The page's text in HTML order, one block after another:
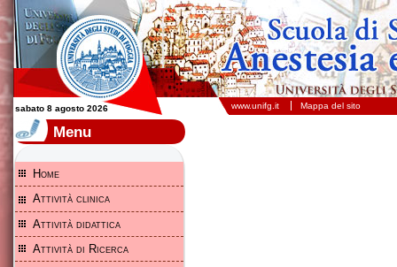
Scuola di Specializzazione in Anestesia e Rianimazione - Università degli studi di Foggia
sabato 8 agosto 2026 www.unifg.it Mappa del sito
Menu
Home
Attività clinica
Attività didattica
Attività di Ricerca